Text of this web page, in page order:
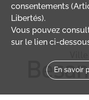
consentements
Libertés).
Vous pouvez
sur le lien ci-
En savoir